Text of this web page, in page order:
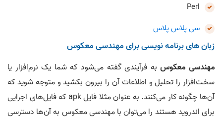
Perl
سی پلاس پلاس
زبان های برنامه نویسی برای مهندسی معکوس
مهندسی معکوسبه فرآیندی گفته می‌شود که شما یک نرم‌افزار یا
سخت‌افزار را تحلیل و اطلاعات آن را بیرون بکشید و متوجه شوید که
آن‌ها چگونه کار می‌کنند. به عنوان مثلا فایل apk که فایل‌های اجرایی
برای اندروید هستند را می‌توان با مهندسی معکوس به آن‌ها دسترسی